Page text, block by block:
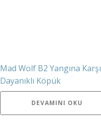
Mad Wolf B2 Yangına Karşı
Dayanıklı Köpük
DEVAMINI OKU